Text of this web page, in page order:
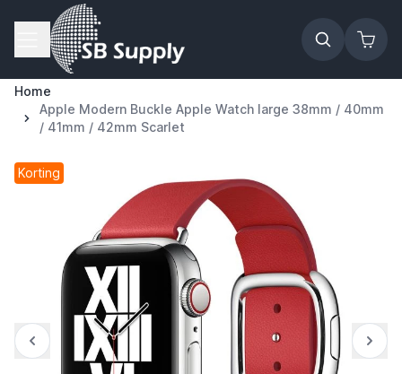
Ga naar de inhoud
Home
Apple Modern Buckle Apple Watch large 38mm / 40mm
/ 41mm / 42mm Scarlet
Korting